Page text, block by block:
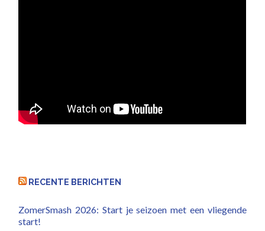
RECENTE BERICHTEN
ZomerSmash 2026: Start je seizoen met een vliegende
start!